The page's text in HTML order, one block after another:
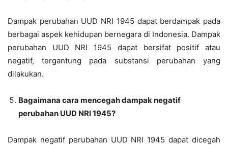
Dampak perubahan UUD NRI 1945 dapat berdampak pada
berbagai aspek kehidupan bernegara di Indonesia. Dampak
perubahan UUD NRI 1945 dapat bersifat positif atau
negatif, tergantung pada substansi perubahan yang
dilakukan.
Bagaimana cara mencegah dampak negatif
perubahan UUD NRI 1945?
Dampak negatif perubahan UUD NRI 1945 dapat dicegah